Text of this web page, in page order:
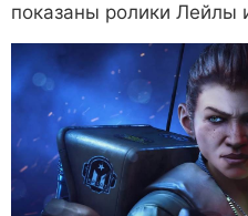
показаны ролики Лейлы